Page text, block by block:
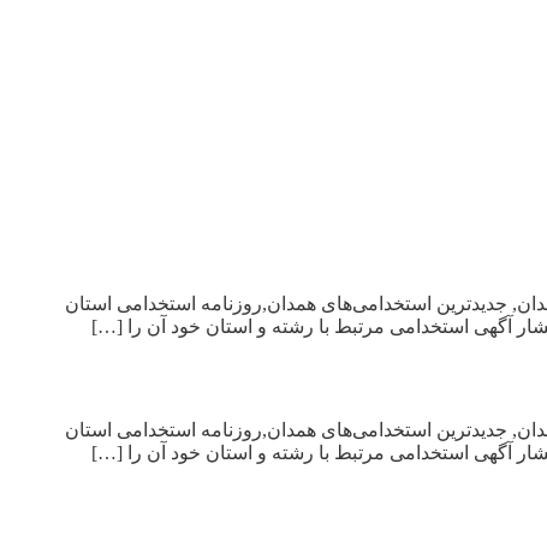
جدیدترین استخدامی‌های همدان,روزنامه استخدامی استان
آگهی استخدامی مرتبط با رشته و استان خود آن را […]
جدیدترین استخدامی‌های همدان,روزنامه استخدامی استان
آگهی استخدامی مرتبط با رشته و استان خود آن را […]